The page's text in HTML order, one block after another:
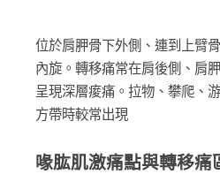
位於肩胛骨下外側、連到上臂
內旋。轉移痛常在肩後側、肩
呈現深層痠痛。拉物、攀爬、
方帶時較常出現
喙肱肌激痛點與轉移痛